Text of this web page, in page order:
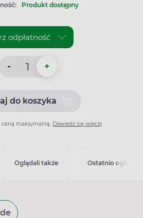
Produkt dostępny
- +
do koszyka
Dodaj do koszyka Coaxil
ceną maksymalną. Dowiedz się więcej
Oglądali także Ostatnio